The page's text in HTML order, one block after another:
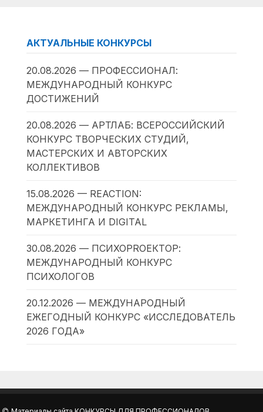
АКТУАЛЬНЫЕ КОНКУРСЫ
20.08.2026 — ПРОФЕССИОНАЛ:
МЕЖДУНАРОДНЫЙ КОНКУРС
ДОСТИЖЕНИЙ
20.08.2026 — АРТЛАБ: ВСЕРОССИЙСКИЙ
КОНКУРС ТВОРЧЕСКИХ СТУДИЙ,
МАСТЕРСКИХ И АВТОРСКИХ
КОЛЛЕКТИВОВ
15.08.2026 — REACTION:
МЕЖДУНАРОДНЫЙ КОНКУРС РЕКЛАМЫ,
МАРКЕТИНГА И DIGITAL
30.08.2026 — ПСИХОPROЕКТОР:
МЕЖДУНАРОДНЫЙ КОНКУРС
ПСИХОЛОГОВ
20.12.2026 — МЕЖДУНАРОДНЫЙ
ЕЖЕГОДНЫЙ КОНКУРС «ИССЛЕДОВАТЕЛЬ
2026 ГОДА»